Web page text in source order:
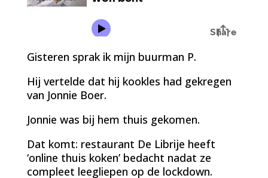
Gisteren sprak ik mijn buurman P.
Hij vertelde dat hij kookles had gekregen
van Jonnie Boer.
Jonnie was bij hem thuis gekomen.
Dat komt: restaurant De Librije heeft
‘online thuis koken’ bedacht nadat ze
compleet leegliepen op de lockdown.